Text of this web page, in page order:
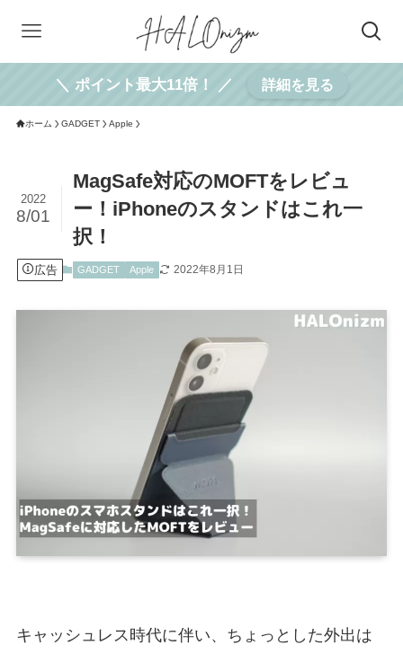
＼ ポイント最大11倍！ ／ 詳細を見る
ホーム GADGET Apple
MagSafe対応のMOFTをレビュ
ー！iPhoneのスタンドはこれ一
択！
2022
8/01
広告 GADGET Apple 2022年8月1日
キャッシュレス時代に伴い、ちょっとした外出は